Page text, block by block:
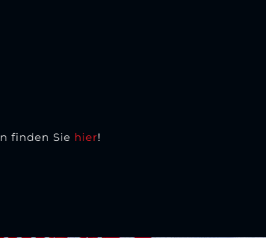
finden Sie hier!